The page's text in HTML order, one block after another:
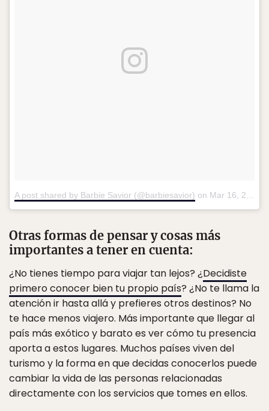
A post shared by Barbie Savior (@barbiesavior) on Mar 16, 2016 at 8:12pm PDT
Otras formas de pensar y cosas más
importantes a tener en cuenta:
¿No tienes tiempo para viajar tan lejos? ¿Decidiste
primero conocer bien tu propio país? ¿No te llama la
atención ir hasta allá y prefieres otros destinos? No
te hace menos viajero. Más importante que llegar al
país más exótico y barato es ver cómo tu presencia
aporta a estos lugares. Muchos países viven del
turismo y la forma en que decidas conocerlos puede
cambiar la vida de las personas relacionadas
directamente con los servicios que tomes en ellos.